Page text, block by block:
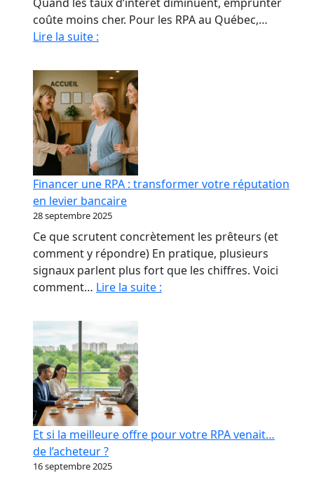
coûte moins cher. Pour les RPA au Québec,…
Lire la suite :
Baisse
Des
Taux
Relance
le
marché
immobilier
des
RPA
Financer une RPA : transformer votre réputation
en levier bancaire
28 septembre 2025
Ce que scrutent concrètement les prêteurs (et
comment y répondre) En pratique, plusieurs
signaux parlent plus fort que les chiffres. Voici
comment… Lire la suite :
bancaire
Et si la meilleure offre pour votre RPA venait…
de l’acheteur ?
16 septembre 2025